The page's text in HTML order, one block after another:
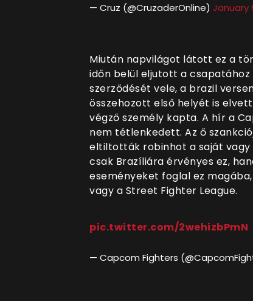
— Cruz (@CruzaderOnline) January
Miután napvilágot látott ez a
időn belül eljutott a csapatához
szerződését vele, a brazil
összehozott első helyét is
végző személy kapta. A hír a
nem tétlenkedett. Az ő
eltiltották robinhot a saját vagy
csak Brazíliára érvényes ez,
eseményeket foglal ez
vagy a Street Fighter League.
pic.twitter.com/2wehizbPmN
— Capcom Fighters